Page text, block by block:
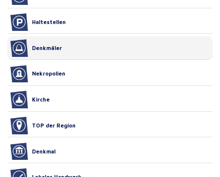
Haltestellen
Denkmäler
Nekropolien
Kirche
TOP der Region
Denkmal